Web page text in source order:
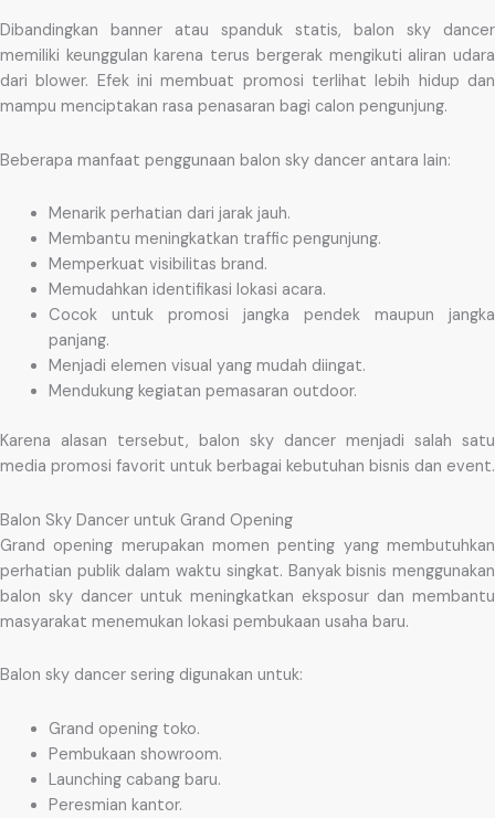
Dibandingkan banner atau spanduk statis, balon sky dancer
memiliki keunggulan karena terus bergerak mengikuti aliran udara
dari blower. Efek ini membuat promosi terlihat lebih hidup dan
mampu menciptakan rasa penasaran bagi calon pengunjung.
Beberapa manfaat penggunaan balon sky dancer antara lain:
Menarik perhatian dari jarak jauh.
Membantu meningkatkan traffic pengunjung.
Memperkuat visibilitas brand.
Memudahkan identifikasi lokasi acara.
Cocok untuk promosi jangka pendek maupun jangka
panjang.
Menjadi elemen visual yang mudah diingat.
Mendukung kegiatan pemasaran outdoor.
Karena alasan tersebut, balon sky dancer menjadi salah satu
media promosi favorit untuk berbagai kebutuhan bisnis dan event.
Balon Sky Dancer untuk Grand Opening
Grand opening merupakan momen penting yang membutuhkan
perhatian publik dalam waktu singkat. Banyak bisnis menggunakan
balon sky dancer untuk meningkatkan eksposur dan membantu
masyarakat menemukan lokasi pembukaan usaha baru.
Balon sky dancer sering digunakan untuk:
Grand opening toko.
Pembukaan showroom.
Launching cabang baru.
Peresmian kantor.